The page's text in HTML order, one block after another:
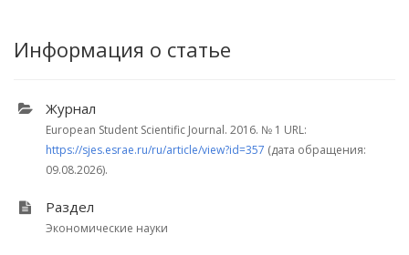
Информация о статье
Журнал
European Student Scientific Journal. 2016. № 1 URL:
https://sjes.esrae.ru/ru/article/view?id=357 (дата обращения:
09.08.2026).
Раздел
Экономические науки